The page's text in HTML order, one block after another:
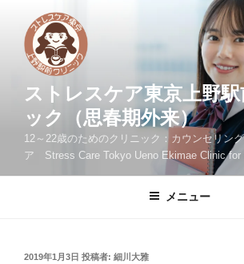
ストレスケア東京上野
ック（思春期外来）
12～22歳のためのクリニック：カウンセリン
ア Stress Care Tokyo Ueno Ekimae Clinic for
メニュー
投
2019年1月3日 投稿者: 細川大雅